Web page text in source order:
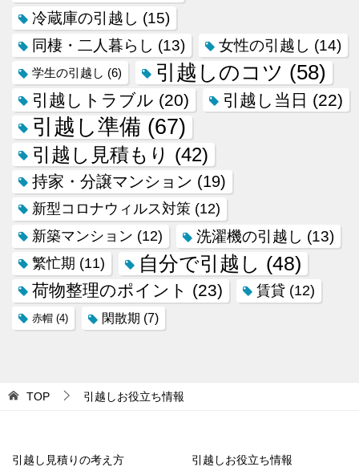
冷蔵庫の引越し (15)
同棲・二人暮らし (13) 女性の引越し (14)
学生の引越し (6) 引越しのコツ (58)
引越しトラブル (20) 引越し当日 (22)
引越し準備 (67)
引越し見積もり (42)
持家・分譲マンション (19)
新型コロナウィルス対策 (12)
新築マンション (12) 洗濯機の引越し (13)
繁忙期 (11) 自分で引越し (48)
荷物整理のポイント (23) 賃貸 (12)
赤帽 (4) 閑散期 (7)
TOP 引越しお役立ち情報
引越し見積りの考え方 引越しお役立ち情報